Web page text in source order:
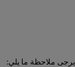
يرجى ملاحظة ما يلي: